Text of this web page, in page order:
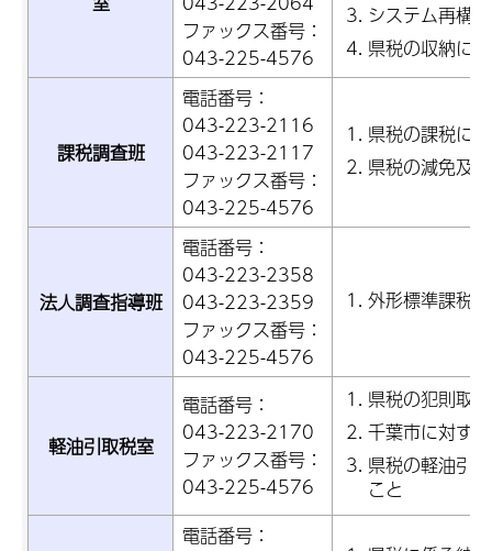
ファックス番号：
043-225-4576
システム再構
県税の収納に
課税調査班
電話番号：
043-223-2116
043-223-2117
ファックス番号：
043-225-4576
県税の課税に
県税の減免及
法人調査指導班
電話番号：
043-223-2358
043-223-2359
ファックス番号：
043-225-4576
外形標準課税
軽油引取税室
電話番号：
043-223-2170
ファックス番号：
043-225-4576
県税の犯則取
千葉市に対す
県税の軽油引
こと
電話番号：